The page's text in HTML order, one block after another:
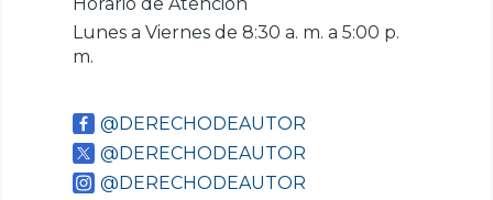
Lunes a Viernes de 8:30 a. m. a 5:00 p.
m.
@DERECHODEAUTOR
@DERECHODEAUTOR
@DERECHODEAUTOR